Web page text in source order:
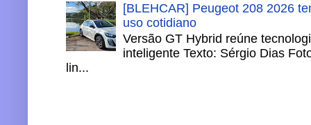
[BLEHCAR] Peugeot 208 2026
uso cotidiano
Versão GT Hybrid reúne
inteligente Texto: Sérgio Dias
lin...